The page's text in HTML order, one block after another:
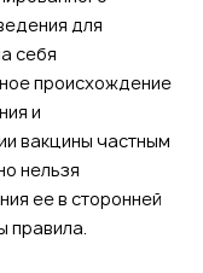
для
себя
происхождение
и
вакцины частным
нельзя
ее в сторонней
правила.